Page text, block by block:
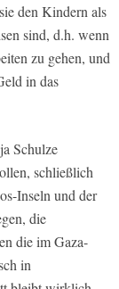
den Kindern als
sind, d.h. wenn
zu gehen, und
in das
Schulze
schließlich
Inseln und der
die
die im Gaza-
in